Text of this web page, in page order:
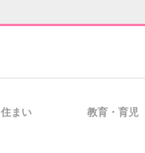
住まい 教育・育児